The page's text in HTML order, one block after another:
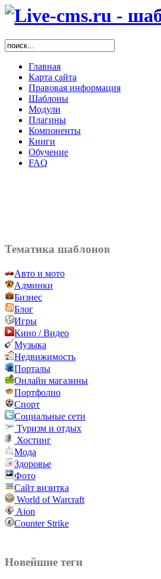
Главная
Карта сайта
Правовая информация
Шаблоны
Модули
Плагины
Компоненты
Книги
Обучение
FAQ
Тематика шаблонов
Авто и мото
Админки
Бизнес
Блог
Игры
Кино / Видео
Музыка
Недвижимость
Порталы
Онлайн магазины
Портфолио
Спорт
Социальные сети
Туризм и отдых
Хостинг
Мода
Здоровье
Фото
Сайт визитка
World of Warcraft
Aion
Counter Strike
Новейшие теги